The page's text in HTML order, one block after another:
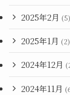
2025年2月 (5)
2025年1月 (2)
2024年12月
2024年11月